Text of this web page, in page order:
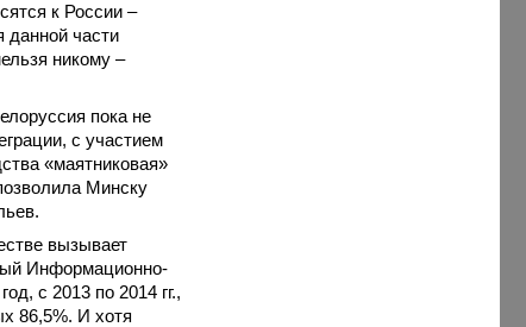
к России –
данной части
никому –
пока не
с участием
«маятниковая»
Минску
вызывает
Информационно-
с 2013 по 2014 гг.,
86,5%. И хотя